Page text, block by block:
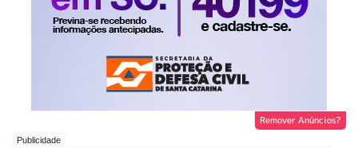
Remover Anúncios?